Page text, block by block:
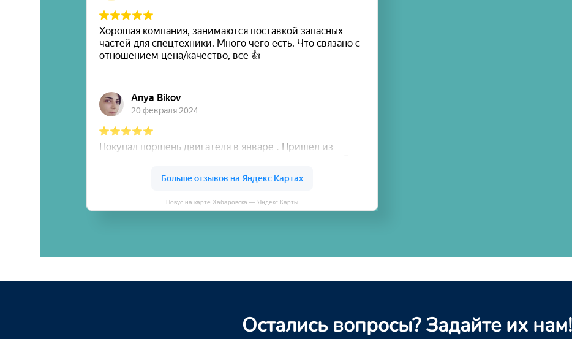
Новус на карте Хабаровска — Яндекс Карты
Остались вопросы? Задайте их нам!